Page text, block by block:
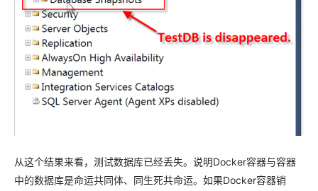
从这个结果来看，测试数据库已经丢失。说明Docker容器与容器
中的数据库是命运共同体、同生死共命运。如果Docker容器销